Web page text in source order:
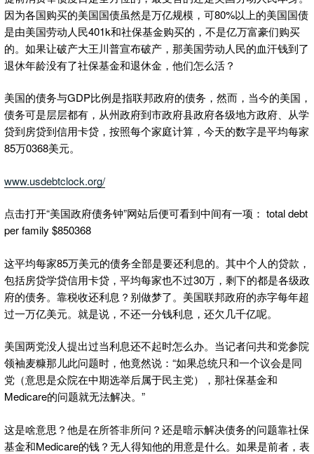
因为各国购买的美国国债虽然是万亿规模，可80%以上的美国国债
是由美国劳动人民401k和社保基金购买的，不是亿万富豪们购买
的。如果让破产大王川普宣布破产，那美国劳动人民的血汗钱到了
退休年龄没有了社保基金和退休金，他们怎么活？
美国的债务与GDP比例是指联邦政府的债务，然而，当今的美国，
债务可是层层都有，从州政府到市政府县政府各级地方政府、从学
贷到房贷到信用卡贷，按照每个家庭计算，今天的数字是平均每家
85万0368美元。
www.usdebtclock.org/
点击打开“美国政府债务钟”网站后便可看到中间有一项： total debt
per family $850368
这平均每家85万美元的债务全部是要还利息的。其中个人的贷款，
包括房贷学贷信用卡贷，平均每家也不过30万，剩下的都是各级政
府的债务。靠税收还利息？别做梦了。美国联邦政府的赤字每年超
过一万亿美元。就是说，不还一分钱利息，还欠几千亿呢。
美国两党没人提出过当利息还不起时怎么办。当记者问共和党参院
领袖麦糠那儿此问题时，他竟然说：“如果总统只和一个议会是同
党（意思是众院在中期选举后属于民主党），那社保基金和
Medicare的问题就无法解决。”
这是啥意思？他是在所答非所问？还是暗示解决债务的问题靠社保
基金和Medicare的钱？无人得知他的用意是什么。如果是前者，表